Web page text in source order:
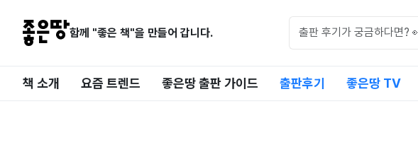
함께 "좋은 책"을 만들어 갑니다.
책 소개 요즘 트렌드 좋은땅 출판 가이드 출판후기 좋은땅 TV